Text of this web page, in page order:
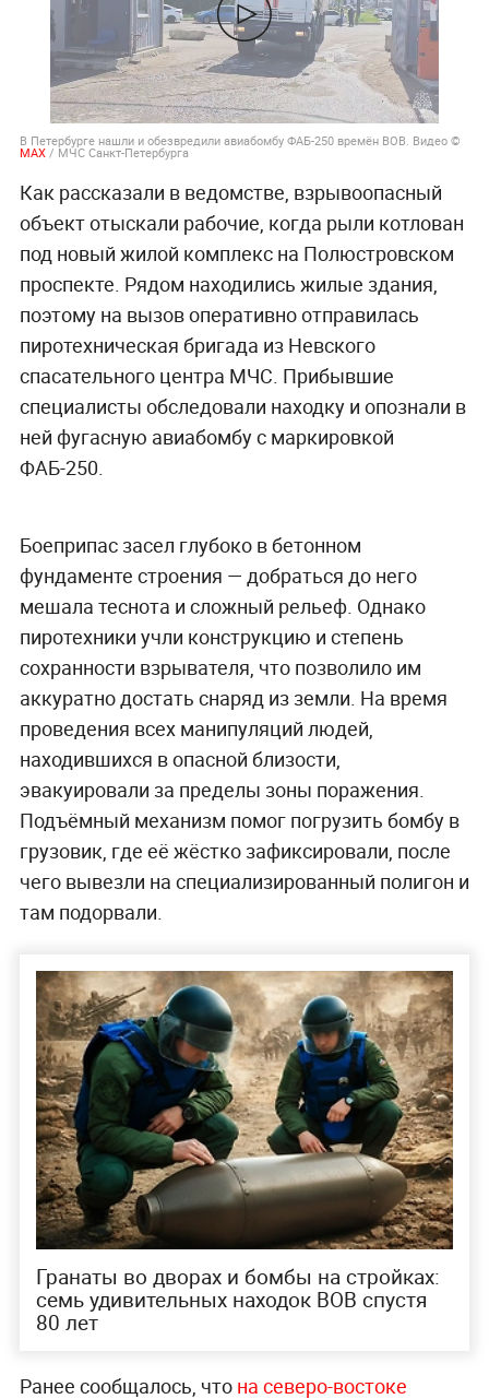
В Петербурге нашли и обезвредили авиабомбу ФАБ-250 времён ВОВ. Видео ©
МАХ/ МЧС Санкт-Петербурга
Как рассказали в ведомстве, взрывоопасный
объект отыскали рабочие, когда рыли котлован
под новый жилой комплекс на Полюстровском
проспекте. Рядом находились жилые здания,
поэтому на вызов оперативно отправилась
пиротехническая бригада из Невского
спасательного центра МЧС. Прибывшие
специалисты обследовали находку и опознали в
ней фугасную авиабомбу с маркировкой
ФАБ-250.
Боеприпас засел глубоко в бетонном
фундаменте строения — добраться до него
мешала теснота и сложный рельеф. Однако
пиротехники учли конструкцию и степень
сохранности взрывателя, что позволило им
аккуратно достать снаряд из земли. На время
проведения всех манипуляций людей,
находившихся в опасной близости,
эвакуировали за пределы зоны поражения.
Подъёмный механизм помог погрузить бомбу в
грузовик, где её жёстко зафиксировали, после
чего вывезли на специализированный полигон и
там подорвали.
Гранаты во дворах и бомбы на стройках:
семь удивительных находок ВОВ спустя
80 лет
Ранее сообщалось, что на северо-востоке